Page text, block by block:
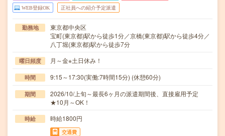
WEB登録OK 正社員への紹介予定派遣
勤務地
東京都中央区
宝町(東京都)駅から徒歩1分／京橋(東京都)駅から徒歩4分／
八丁堀(東京都)駅から徒歩7分
曜日頻度 月～金※土日休み！
時間 9:15～17:30(実働:7時間15分) (休憩60分)
期間
2026/10/上旬～最長6ヶ月の派遣期間後、直接雇用予定
★10月～OK！
時給 時給1800円
交通費